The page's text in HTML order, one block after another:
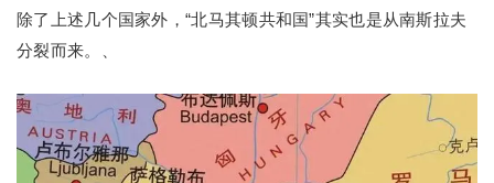
除了上述几个国家外，“北马其顿共和国”其实也是从南斯拉夫
分裂而来。、